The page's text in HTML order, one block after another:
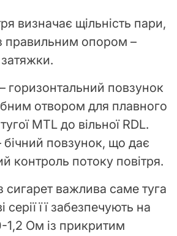
визначає щільність пари,
правильним опором –
– горизонтальний повзунок
отвором для плавного
MTL до вільної RDL.
бічний повзунок, що дає
контроль потоку повітря.
важлива саме туга
серії її забезпечують на
1,2 Ом із прикритим